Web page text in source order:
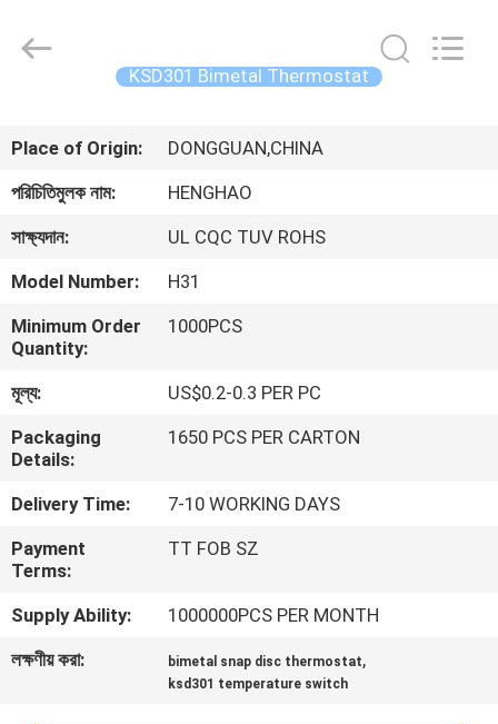
পণ্য
প্রদর্শন
সম্পর্কে
ভ্রমণ
নিয়ন্ত্রণ
Electric
KSD301 Bimetal Thermostat
Place of Origin:
DONGGUAN,CHINA
পরিচিতিমুলক নাম:
HENGHAO
সাক্ষ্যদান:
UL CQC TUV ROHS
Model Number:
H31
Minimum Order
Quantity:
1000PCS
মূল্য:
US$0.2-0.3 PER PC
Packaging
Details:
1650 PCS PER CARTON
Delivery Time:
7-10 WORKING DAYS
Payment
Terms:
TT FOB SZ
Supply Ability:
1000000PCS PER MONTH
লক্ষণীয় করা:
bimetal snap disc thermostat,
ksd301 temperature switch